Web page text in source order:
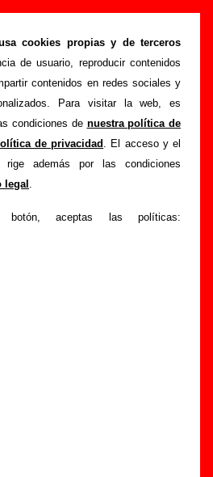
usa cookies propias y de terceros
de usuario, reproducir contenidos
contenidos en redes sociales y
Para visitar la web, es
condiciones de nuestra política de
de privacidad . El acceso y el
además por las condiciones
legal .
aceptas las políticas:
canción de Vacaciones
Canciones > Batido de vainilla
todo tipo de información
de vainilla" interpretada por
su letra, también aparecerá
o los autores, sobre los discos en
tema, sobre la grabación del
información adicional, puedes